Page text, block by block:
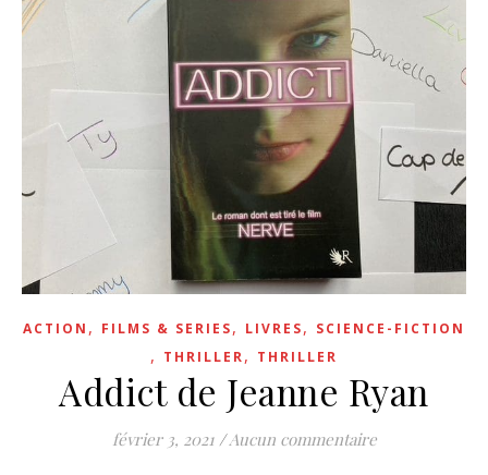
ACTION , FILMS & SERIES, LIVRES, SCIENCE-FICTION
, THRILLER, THRILLER
Addict de Jeanne Ryan
février 3, 2021 /Aucun commentaire